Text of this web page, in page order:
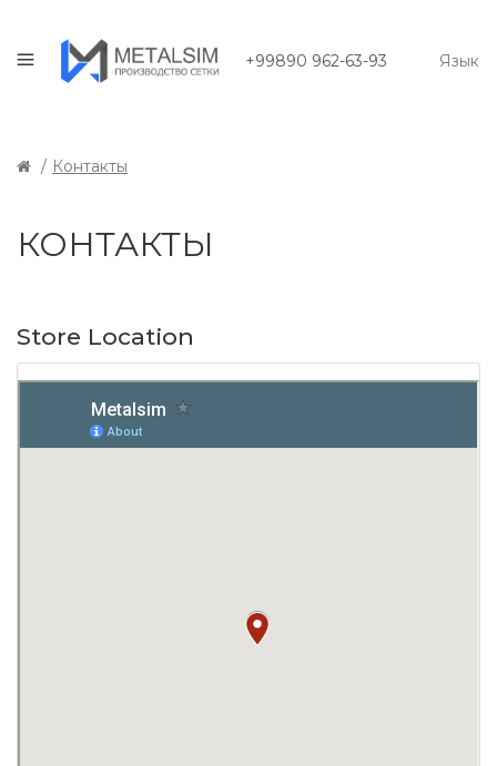
+99890 962-63-93 Язык
Контакты
КОНТАКТЫ
Store Location